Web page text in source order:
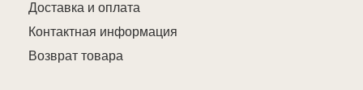
Доставка и оплата
Контактная информация
Возврат товара